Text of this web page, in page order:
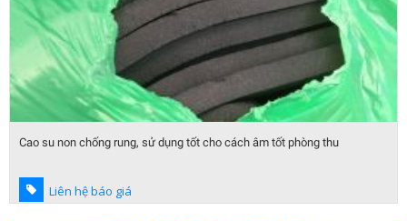
Cao su non chống rung, sử dụng tốt cho cách âm tốt phòng thu
Liên hệ báo giá